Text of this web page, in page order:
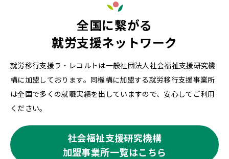
全国に繋がる
就労支援ネットワーク
就労移行支援ラ・レコルトは一般社団法人社会福祉支援研究機
構に加盟しております。同機構に加盟する就労移行支援事業所
は全国で多くの就職実績を出していますので、安心してご利用
ください。
社会福祉支援研究機構
加盟事業所一覧はこちら